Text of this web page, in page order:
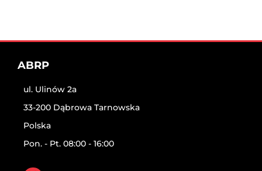
ABRP
ul. Ulinów 2a
33-200 Dąbrowa Tarnowska
Polska
Pon. - Pt. 08:00 - 16:00